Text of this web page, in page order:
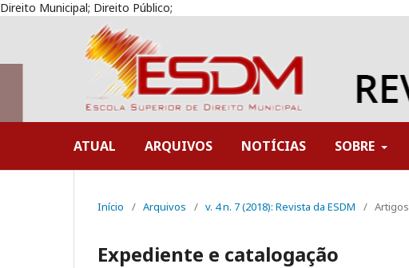
Direito Municipal; Direito Público;
ATUAL ARQUIVOS NOTÍCIAS SOBRE
Início / Arquivos / v. 4 n. 7 (2018): Revista da ESDM / Artigos
Expediente e catalogação